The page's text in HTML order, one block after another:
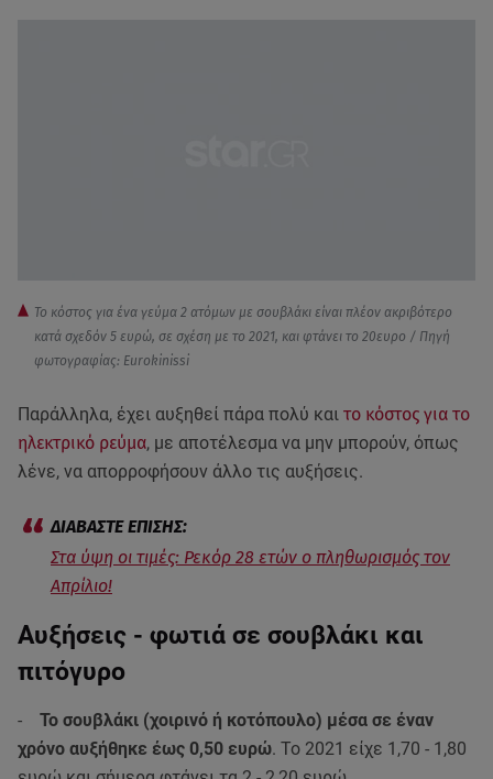
Το κόστος για ένα γεύμα 2 ατόμων με σουβλάκι είναι πλέον ακριβότερο
κατά σχεδόν 5 ευρώ, σε σχέση με το 2021, και φτάνει το 20ευρο / Πηγή
φωτογραφίας: Eurokinissi
Παράλληλα, έχει αυξηθεί πάρα πολύ και το κόστος για το
ηλεκτρικό ρεύμα, με αποτέλεσμα να μην μπορούν, όπως
λένε, να απορροφήσουν άλλο τις αυξήσεις.
Στα ύψη οι τιμές: Ρεκόρ 28 ετών ο πληθωρισμός τον
Απρίλιο!
Αυξήσεις - φωτιά σε σουβλάκι και
πιτόγυρο
- Το σουβλάκι (χοιρινό ή κοτόπουλο) μέσα σε έναν
χρόνο αυξήθηκε έως 0,50 ευρώ. Το 2021 είχε 1,70 - 1,80